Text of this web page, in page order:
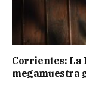
Corrientes: La
megamuestra